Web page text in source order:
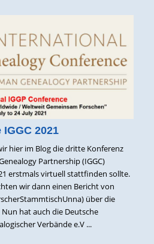
2021
hier im Blog die dritte Konferenz
Partnership (IGGC)
erstmals virtuell stattfinden sollte.
wir dann einen Bericht von
über die
hat auch die Deutsche
Verbände e.V ...